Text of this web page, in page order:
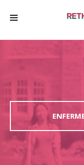
HABLAR CON
BIENESTAR
FAMILIA Y AMIGOS
EMPRESA